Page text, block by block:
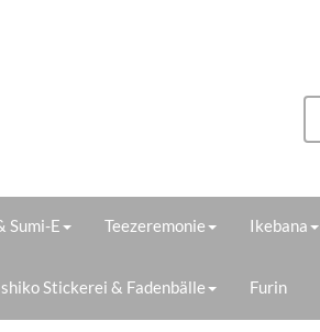
Sumi-E Teezeremonie Ikebana
Stickerei & Fadenbälle Furin